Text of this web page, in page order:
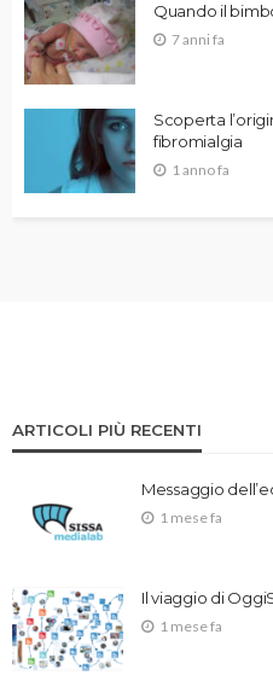
Quando il
7 anni fa
Scoperta
fibromialgia
1 anno fa
ARTICOLI PIÙ RECENTI
Messaggio
1 mese fa
Il viaggio di
1 mese fa